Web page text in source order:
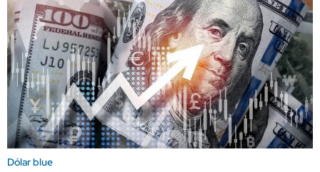
Dólar blue